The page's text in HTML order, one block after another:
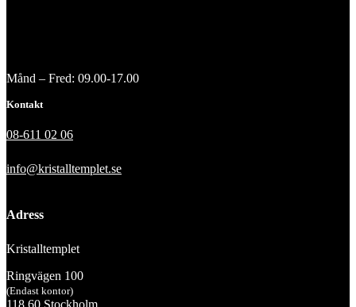
Månd – Fred: 09.00-17.00
Kontakt
08-611 02 06
info@kristalltemplet.se
Adress
Kristalltemplet
Ringvägen 100
(Endast kontor)
118 60 Stockholm